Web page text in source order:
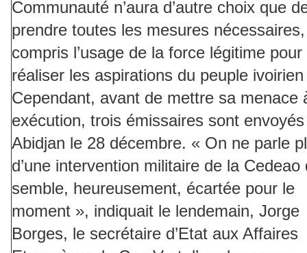
Communauté n’aura d’autre choix que
prendre toutes les mesures
compris l’usage de la force légitime pour
réaliser les aspirations du peuple
Cependant, avant de mettre sa menace
exécution, trois émissaires sont
Abidjan le 28 décembre. « On ne parle
d’une intervention militaire de la Cedeao
semble, heureusement, écartée pour le
moment », indiquait le lendemain, Jorge
Borges, le secrétaire d’Etat aux Affaires